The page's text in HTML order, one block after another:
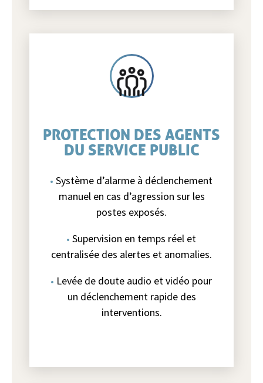
PROTECTION DES AGENTS
DU SERVICE PUBLIC
Système d’alarme à déclenchement
manuel en cas d’agression sur les
postes exposés.
Supervision en temps réel et
centralisée des alertes et anomalies.
Levée de doute audio et vidéo pour
un déclenchement rapide des
interventions.